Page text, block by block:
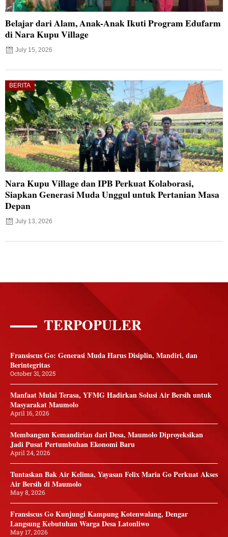
Belajar dari Alam, Anak-Anak Ikuti Program Edufarm
di Nara Kupu Village
July 15, 2026
BERITA
Nara Kupu Village dan IPB Perkuat Kolaborasi,
Siapkan Generasi Muda Unggul untuk Pertanian Masa
Depan
July 13, 2026
TERPOPULER
Fransiscus Go: Generasi Muda Harus Disiplin, Mandiri, dan
Berintegritas
October 31, 2025
Manfaat Mulai Terasa, YFMG Hadirkan Solusi Air Bersih untuk
Masyarakat Maumolo
April 16, 2026
Membangun Kemandirian dari Desa, Maumolo Diproyeksikan
Jadi Pusat Pertumbuhan Ekonomi Baru
April 24, 2026
Tuntaskan Bak Air Kelima, Yayasan Felix Maria Go Perkuat Akses
Air Bersih di Maumolo
May 8, 2026
Fransiscus Go Kunjungi Kampung Kotenwalang, Dengar
Langsung Kebutuhan Warga Desa Latonliwo
May 17, 2026